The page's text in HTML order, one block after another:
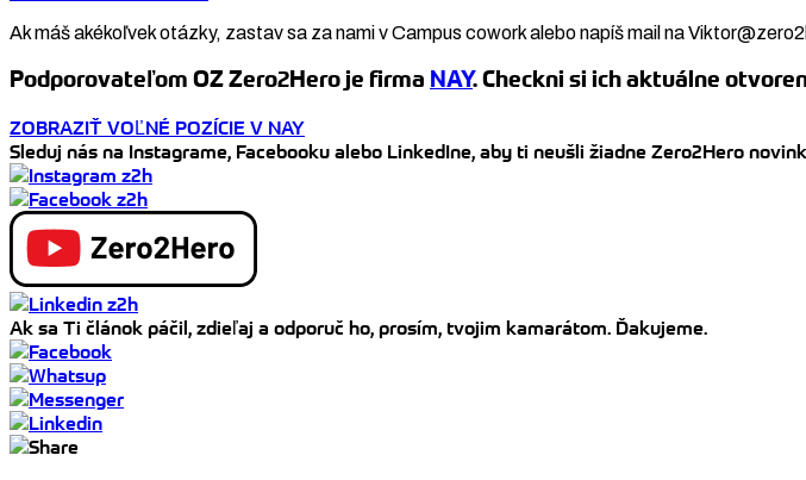
Ak máš akékoľvek otázky, zastav sa za nami v Campus cowork alebo napíš mail na
Podporovateľom OZ Zero2Hero je firma NAY. Checkni si ich aktuálne
ZOBRAZIŤ VOĽNÉ POZÍCIE V NAY
Sleduj nás na Instagrame, Facebooku alebo LinkedIne, aby ti neušli žiadne Zero2Hero
Ak sa Ti článok páčil, zdieľaj a odporuč ho, prosím, tvojim kamarátom. Ďakujeme.